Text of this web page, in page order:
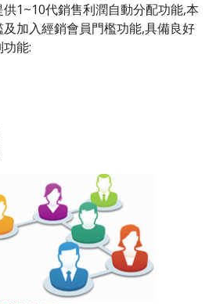
1~10代銷售利潤自動分配功能,本
加入經銷會員門檻功能,具備良好
能: